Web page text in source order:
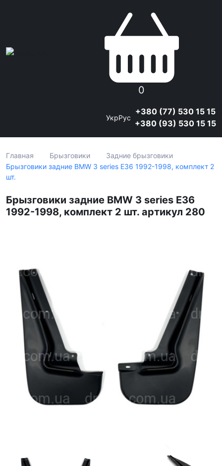
0
УкрРус
+380 (77) 530 15 15
+380 (93) 530 15 15
Главная Брызговики
Задние брызговики
Брызговики задние BMW 3 series E36 1992-1998, комплект 2
шт.
Брызговики задние BMW 3 series E36
1992-1998, комплект 2 шт. артикул 280